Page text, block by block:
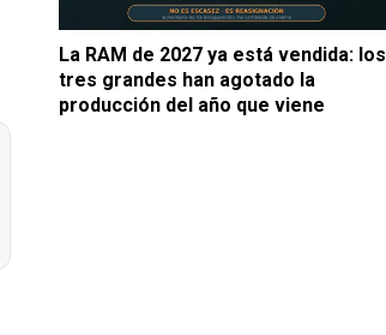
La RAM de 2027 ya está vendida: los
tres grandes han agotado la
producción del año que viene